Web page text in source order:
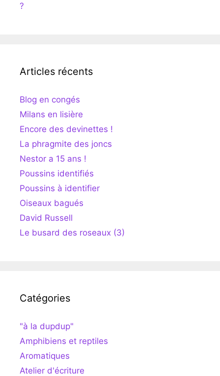
?
Articles récents
Blog en congés
Milans en lisière
Encore des devinettes !
La phragmite des joncs
Nestor a 15 ans !
Poussins identifiés
Poussins à identifier
Oiseaux bagués
David Russell
Le busard des roseaux (3)
Catégories
"à la dupdup"
Amphibiens et reptiles
Aromatiques
Atelier d'écriture